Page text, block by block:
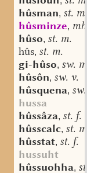
hûsman, st. m.
hûsminze,
hûso, st. m.
hûs, st. m.
gi-hûso, sw. m.
hûsôn, sw. v.
hûsquena, sw.
hussa
hûssâza, st. f.
hûsscalc, st. m.
hûsstat, st. f.
hussuht
hûssuohha,